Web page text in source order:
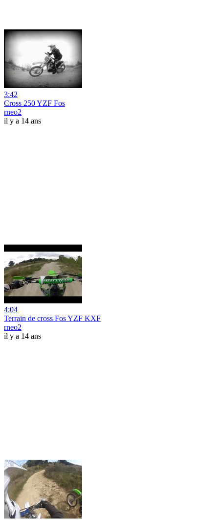
3:42
Cross 250 YZF Fos
rneo2
il y a 14 ans
4:04
Terrain de cross Fos YZF KXF
rneo2
il y a 14 ans